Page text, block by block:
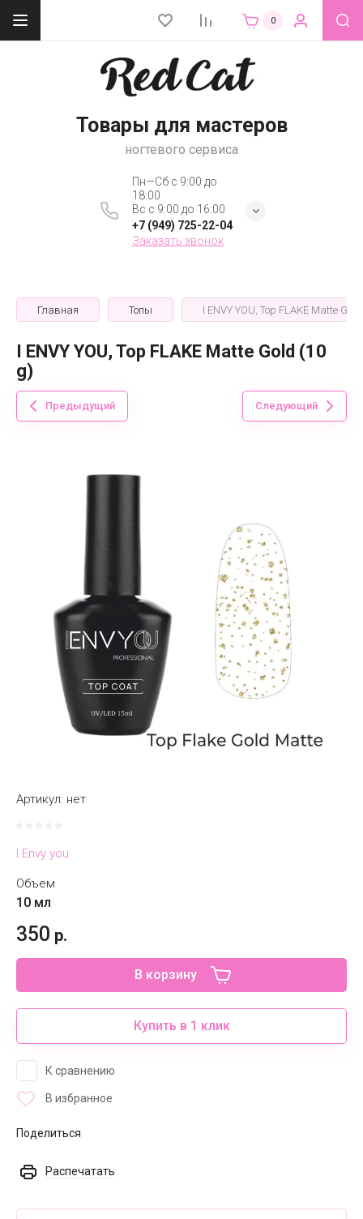
0
Товары для мастеров
ногтевого сервиса
Пн—Сб с 9:00 до
18:00
Вс с 9:00 до 16:00
+7 (949) 725-22-04
Заказать звонок
Главная Топы I ENVY YOU, Top FLAKE Matte
I ENVY YOU, Top FLAKE Matte Gold (10
g)
Предыдущий Следующий
Артикул: нет
I Envy you
Объем
10 мл
350 р.
В корзину
Купить в 1 клик
К сравнению
В избранное
Поделиться
Распечатать